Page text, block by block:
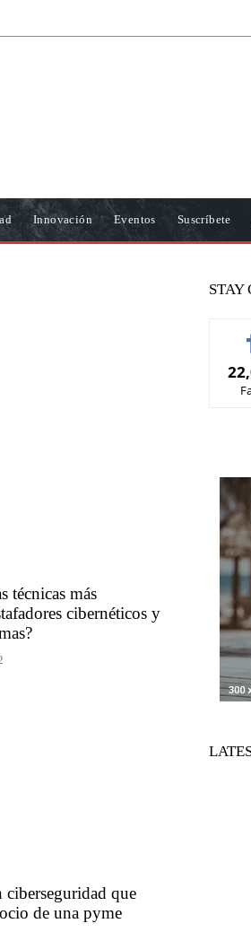
Innovación Eventos Suscríbete
técnicas más
cibernéticos y
ciberseguridad que
de una pyme
STAY